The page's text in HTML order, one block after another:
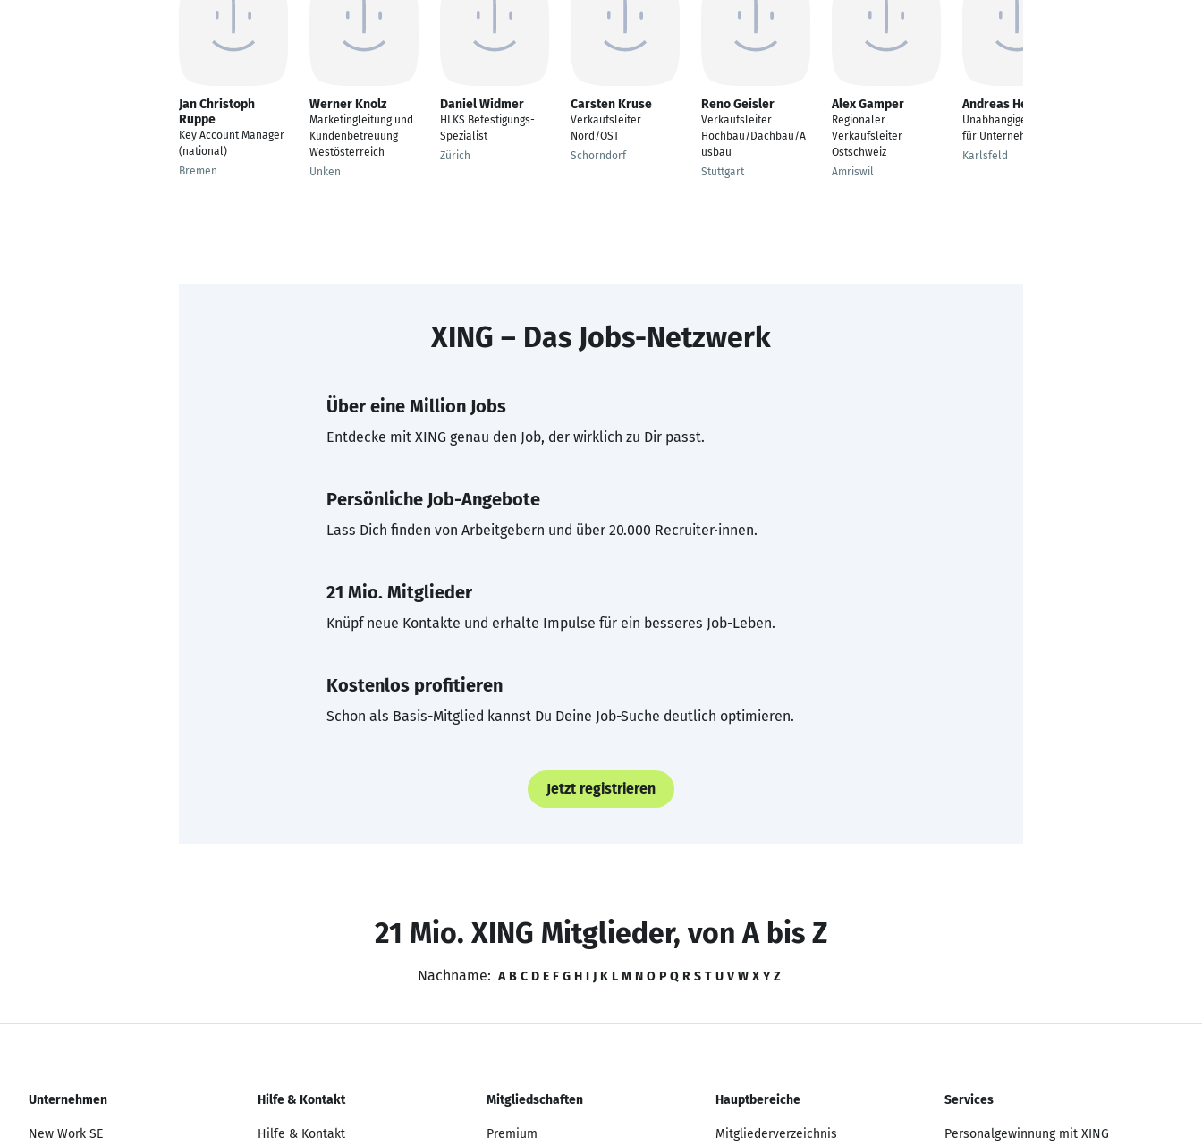
Jan Christoph
Ruppe
Key Account Manager
(national)
Bremen
Werner Knolz
Marketingleitung und
Kundenbetreuung
Westösterreich
Unken
Daniel Widmer
HLKS Befestigungs-
Spezialist
Zürich
Carsten Kruse
Verkaufsleiter
Nord/OST
Schorndorf
Reno Geisler
Verkaufsleiter
Hochbau/Dachbau/A
usbau
Stuttgart
Alex Gamper
Regionaler
Verkaufsleiter
Ostschweiz
Amriswil
Andreas Herres
Unabhängiger Berater
für Unternehmen
Karlsfeld
XING – Das Jobs-Netzwerk
Über eine Million Jobs
Entdecke mit XING genau den Job, der wirklich zu Dir passt.
Persönliche Job-Angebote
Lass Dich finden von Arbeitgebern und über 20.000 Recruiter·innen.
21 Mio. Mitglieder
Knüpf neue Kontakte und erhalte Impulse für ein besseres Job-Leben.
Kostenlos profitieren
Schon als Basis-Mitglied kannst Du Deine Job-Suche deutlich optimieren.
Jetzt registrieren
21 Mio. XING Mitglieder, von A bis Z
Nachname: A B C D E F G H I J K L M N O P Q R S T U V W X Y Z
Unternehmen
New Work SE
Hilfe & Kontakt
Hilfe & Kontakt
Mitgliedschaften
Premium
Hauptbereiche
Mitgliederverzeichnis
Services
Personalgewinnung mit XING